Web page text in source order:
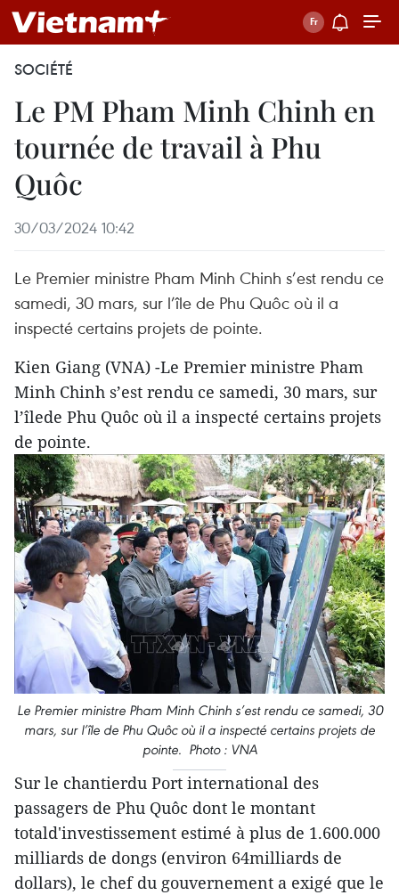
SOCIÉTÉ
Le PM Pham Minh Chinh en
tournée de travail à Phu
Quôc
30/03/2024 10:42
Le Premier ministre Pham Minh Chinh s’est rendu ce
samedi, 30 mars, sur l’île de Phu Quôc où il a
inspecté certains projets de pointe.
Kien Giang (VNA) -Le Premier ministre Pham
Minh Chinh s’est rendu ce samedi, 30 mars, sur
l’îlede Phu Quôc où il a inspecté certains projets
de pointe.
Le Premier ministre Pham Minh Chinh s’est rendu ce samedi, 30
mars, sur l’île de Phu Quôc où il a inspecté certains projets de
pointe. Photo : VNA
Sur le chantierdu Port international des
passagers de Phu Quôc dont le montant
totald'investissement estimé à plus de 1.600.000
milliards de dongs (environ 64milliards de
dollars), le chef du gouvernement a exigé que le